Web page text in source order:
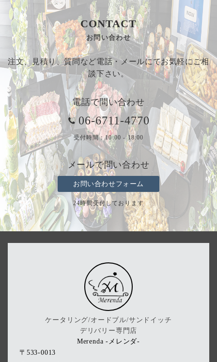
CONTACT
お問い合わせ
注文、見積り、質問など電話・メールにてお気軽にご相
談下さい。
電話で問い合わせ
06-6711-4770
受付時間：10:00 - 18:00
メールで問い合わせ
お問い合わせフォーム
24時間受付しております
ケータリング/オードブル/サンドイッチ
デリバリー専門店
Merenda -メレンダ-
〒533-0013